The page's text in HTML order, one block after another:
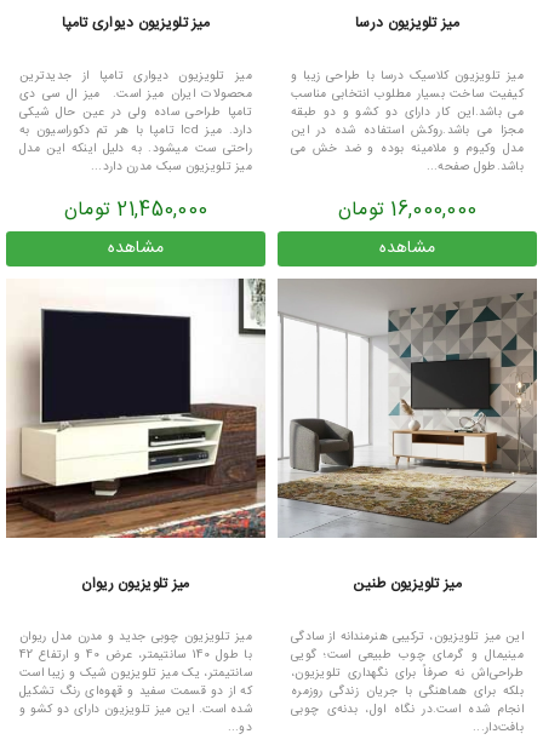
میز تلویزیون درسا
میز تلویزیون کلاسیک درسا با طراحی زیبا و
کیفیت ساخت بسیار مطلوب انتخابی مناسب
می باشد.این کار دارای دو کشو و دو طبقه
مجزا می باشد.روکش استفاده شده در این
مدل وکیوم و ملامینه بوده و ضد خش می
باشد.طول صفحه...
16,000,000 تومان
مشاهده
میز تلویزیون دیواری تامپا
میز تلویزیون دیواری تامپا از جدیدترین
محصولات ایران میز است. میز ال سی دی
تامپا طراحی ساده ولی در عین حال شیکی
دارد. میز lcd تامپا با هر تم دکوراسیون به
راحتی ست میشود. به دلیل اینکه این مدل
میز تلویزیون سبک مدرن دارد...
21,450,000 تومان
مشاهده
میز تلویزیون طنین
این میز تلویزیون، ترکیبی هنرمندانه از سادگی
مینیمال و گرمای چوب طبیعی است؛ گویی
طراحی‌اش نه صرفاً برای نگهداری تلویزیون،
بلکه برای هماهنگی با جریان زندگی روزمره
انجام شده است.در نگاه اول، بدنه‌ی چوبی
بافت‌دار...
میز تلویزیون ریوان
میز تلویزیون چوبی جدید و مدرن مدل ریوان
با طول 140 سانتیمتر، عرض 40 و ارتفاع 42
سانتیمتر، یک میز تلویزیون شیک و زیبا است
که از دو قسمت سفید و قهوه‌ای رنگ تشکیل
شده است. این میز تلویزیون دارای دو کشو و
دو...